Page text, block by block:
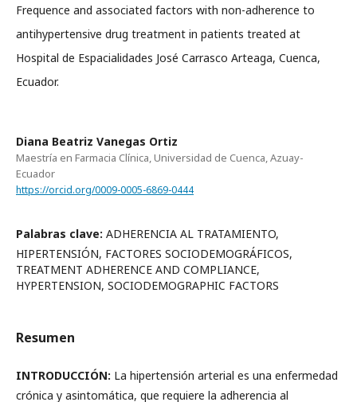
Frequence and associated factors with non-adherence to
antihypertensive drug treatment in patients treated at
Hospital de Espacialidades José Carrasco Arteaga, Cuenca,
Ecuador.
Diana Beatriz Vanegas Ortiz
Maestría en Farmacia Clínica, Universidad de Cuenca, Azuay-
Ecuador
https://orcid.org/0009-0005-6869-0444
Palabras clave: ADHERENCIA AL TRATAMIENTO,
HIPERTENSIÓN, FACTORES SOCIODEMOGRÁFICOS,
TREATMENT ADHERENCE AND COMPLIANCE,
HYPERTENSION, SOCIODEMOGRAPHIC FACTORS
Resumen
INTRODUCCIÓN: La hipertensión arterial es una enfermedad
crónica y asintomática, que requiere la adherencia al